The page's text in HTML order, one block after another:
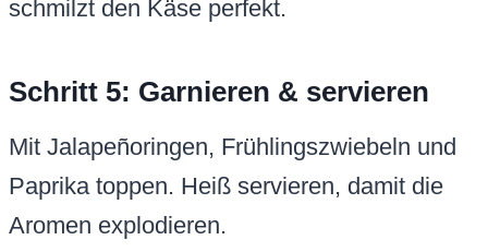
schmilzt den Käse perfekt.
Schritt 5: Garnieren & servieren
Mit Jalapeñoringen, Frühlingszwiebeln und
Paprika toppen. Heiß servieren, damit die
Aromen explodieren.